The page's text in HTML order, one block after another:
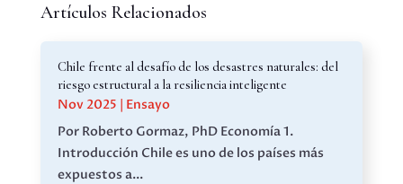
Artículos Relacionados
Chile frente al desafío de los desastres naturales: del
riesgo estructural a la resiliencia inteligente
Nov 2025 | Ensayo
Por Roberto Gormaz, PhD Economía 1.
Introducción Chile es uno de los países más
expuestos a...